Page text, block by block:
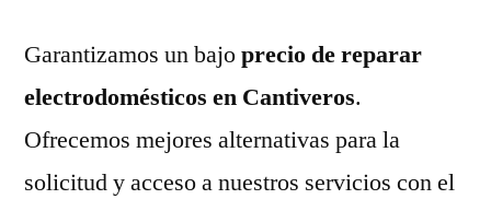
Garantizamos un bajoprecio de reparar
electrodomésticos en Cantiveros.
Ofrecemos mejores alternativas para la
solicitud y acceso a nuestros servicios con el